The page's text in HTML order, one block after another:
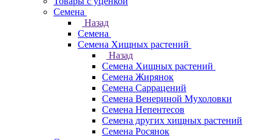
Семена
Назад
Семена
Семена Хищных растений
Назад
Семена Хищных растений
Семена Жирянок
Семена Саррацений
Семена Венериной Мухоловки
Семена Непентесов
Семена других хищных растений
Семена Росянок